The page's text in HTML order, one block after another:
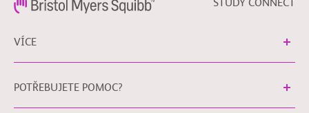
STUDY CONNECT
VÍCE
POTŘEBUJETE POMOC?